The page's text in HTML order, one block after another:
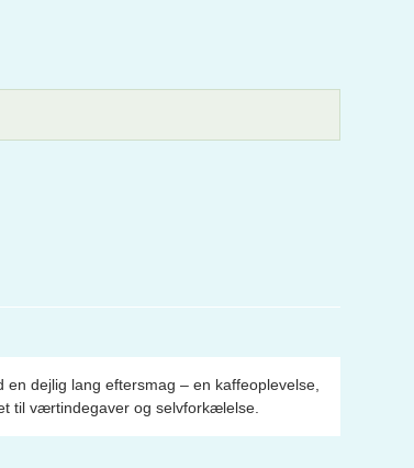
dejlig lang eftersmag – en kaffeoplevelse,
til værtindegaver og selvforkælelse.